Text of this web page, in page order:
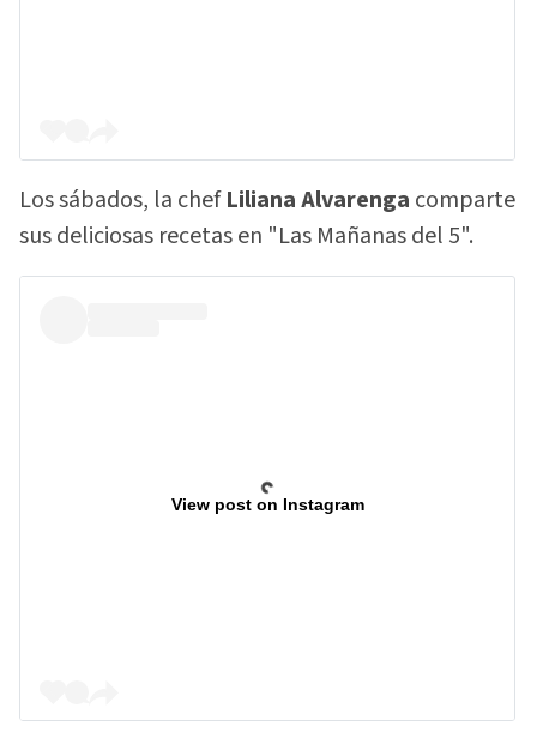
Los sábados, la chefLiliana Alvarenga comparte
sus deliciosas recetas en "Las Mañanas del 5".
View post on Instagram